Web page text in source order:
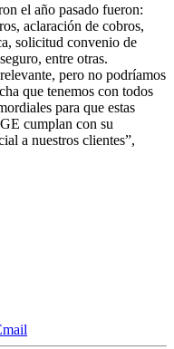
el año pasado fueron:
aclaración de cobros,
solicitud convenio de
entre otras.
pero no podríamos
que tenemos con todos
para que estas
cumplan con su
a nuestros clientes”,